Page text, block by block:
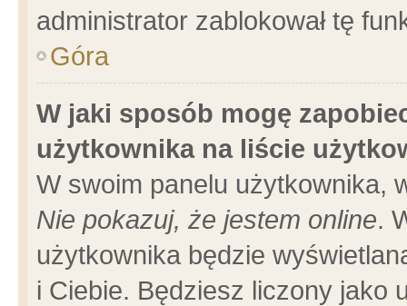
administrator zablokował tę
Góra
W jaki sposób mogę
użytkownika na liście
W swoim panelu użytkownika,
Nie pokazuj, że jestem online.
użytkownika będzie
i Ciebie. Będziesz liczony jako